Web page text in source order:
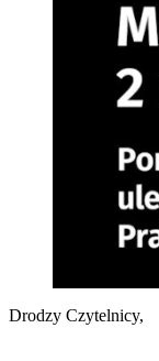
Drodzy Czytelnicy,